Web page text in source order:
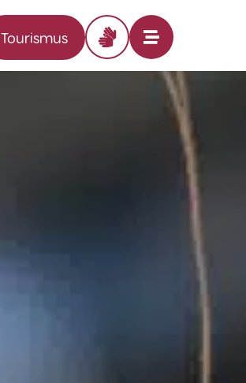
Tourismus